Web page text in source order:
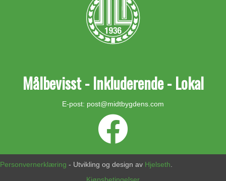
Målbevisst - Inkluderende - Lokal
E-post: post@midtbygdens.com
Personvernerklæring - Utvikling og design av Hjelseth.